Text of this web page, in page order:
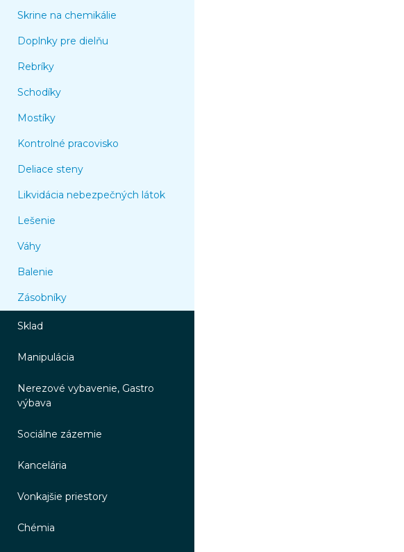
Skrine na chemikálie
Doplnky pre dielňu
Rebríky
Schodíky
Mostíky
Kontrolné pracovisko
Deliace steny
Likvidácia nebezpečných látok
Lešenie
Váhy
Balenie
Zásobníky
Sklad
Manipulácia
Nerezové vybavenie, Gastro
výbava
Sociálne zázemie
Kancelária
Vonkajšie priestory
Chémia